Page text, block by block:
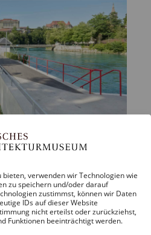
verwenden wir Technologien wie
zu speichern und/oder darauf
zustimmst, können wir Daten
IDs auf dieser Website
nicht erteilst oder zurückziehst,
Funktionen beeinträchtigt werden.
WEGE
(DAM)